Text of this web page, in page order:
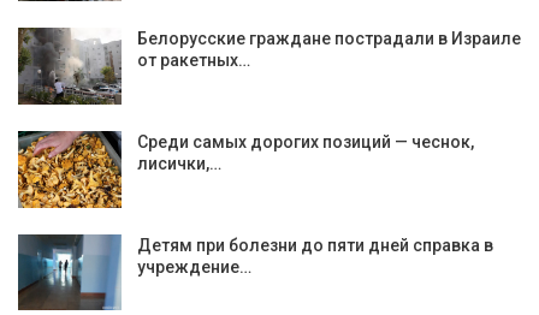
Белорусские граждане пострадали в Израиле
от ракетных…
Среди самых дорогих позиций — чеснок,
лисички,…
Детям при болезни до пяти дней справка в
учреждение…